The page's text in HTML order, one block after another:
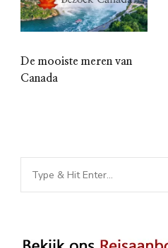
De mooiste meren van
Canada
Looking
for